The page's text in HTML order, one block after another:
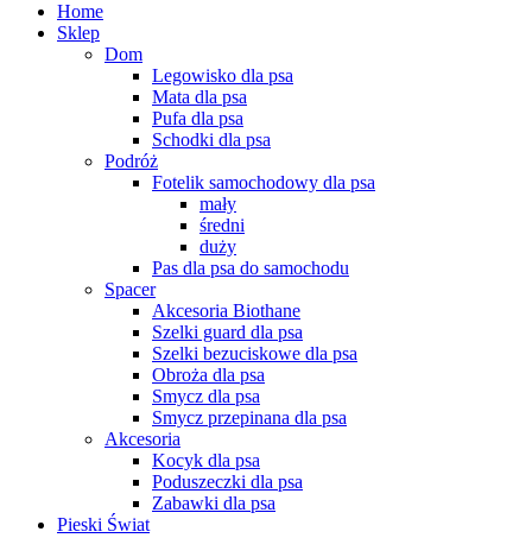
Home
Sklep
Dom
Legowisko dla psa
Mata dla psa
Pufa dla psa
Schodki dla psa
Podróż
Fotelik samochodowy dla psa
mały
średni
duży
Pas dla psa do samochodu
Spacer
Akcesoria Biothane
Szelki guard dla psa
Szelki bezuciskowe dla psa
Obroża dla psa
Smycz dla psa
Smycz przepinana dla psa
Akcesoria
Kocyk dla psa
Poduszeczki dla psa
Zabawki dla psa
Pieski Świat